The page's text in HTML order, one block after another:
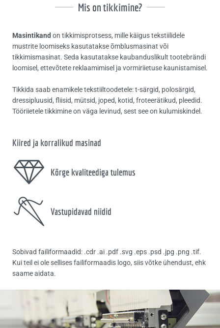
Mis on tikkimine?
Masintikand on tikkimisprotsess, mille käigus tekstiilidele
mustrite loomiseks kasutatakse õmblusmasinat või
tikkimismasinat. Seda kasutatakse kaubanduslikult tootebrändi
loomisel, ettevõtete reklaamimisel ja vormiriietuse kaunistamisel.
Tikkida saab enamikele tekstiiltoodetele: t-särgid, polosärgid,
dressipluusid, fliisid, mütsid, joped, kotid, froteerätikud, pleedid.
Tööriietele tikkimine on väga levinud, sest see on kulumiskindel.
Kiired ja korralikud masinad
Kõrge kvaliteediga tulemus
Vastupidavad niidid
Sobivad failiformaadid: .cdr .ai .pdf .svg .eps .psd .jpg .png .tif.
Kui teil ei ole sellises failiformaadis logo, siis võtke ühendust, ehk
saame aidata.